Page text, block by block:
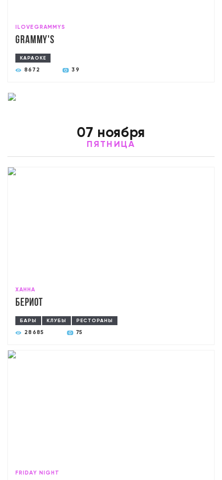
ILOVEGRAMMYS
Grammy's
КАРАОКЕ
8672 39
07 ноября
ПЯТНИЦА
ХАННА
Бериот
БАРЫ КЛУБЫ РЕСТОРАНЫ
28685 75
FRIDAY NIGHT